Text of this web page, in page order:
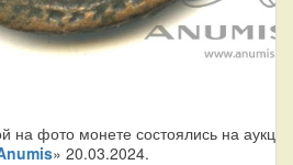
на фото монете состоялись на
» 20.03.2024.